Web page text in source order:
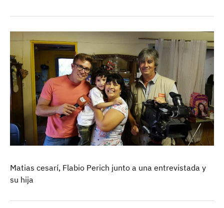
Matias cesarí, Flabio Perich junto a una entrevistada y
su hija